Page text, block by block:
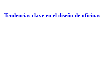
Tendencias clave en el diseño de oficinas